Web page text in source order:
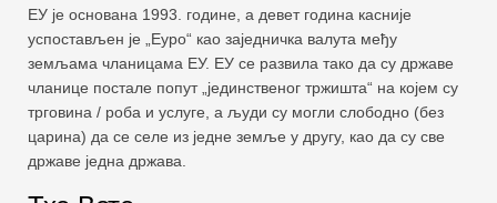
ЕУ је основана 1993. године, а девет година касније
успостављен је „Еуро“ као заједничка валута међу
земљама чланицама ЕУ. ЕУ се развила тако да су државе
чланице постале попут „јединственог тржишта“ на којем су
трговина / роба и услуге, а људи су могли слободно (без
царина) да се селе из једне земље у другу, као да су све
државе једна држава.